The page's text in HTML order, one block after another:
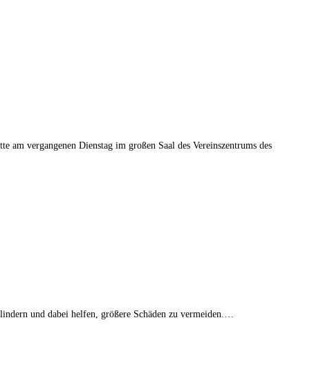
vergangenen Dienstag im großen Saal des Vereinszentrums des
und dabei helfen, größere Schäden zu vermeiden.…